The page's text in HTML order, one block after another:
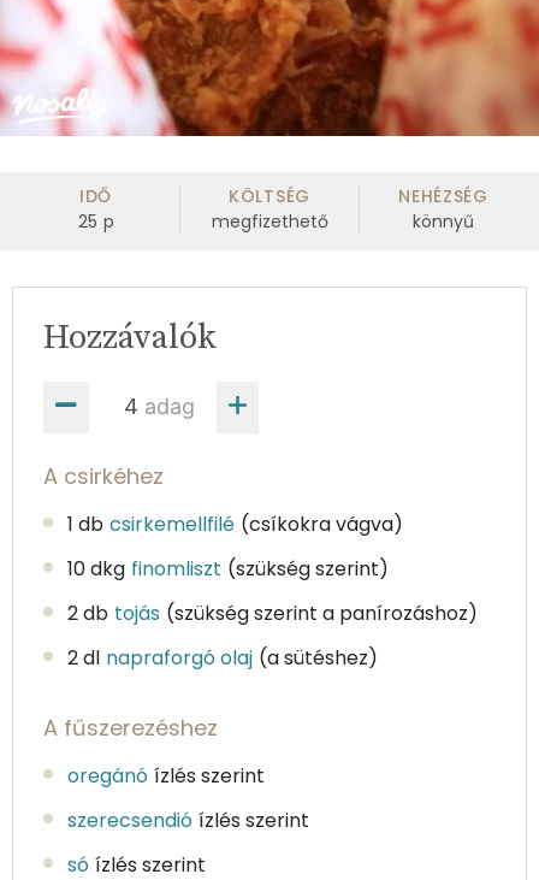
IDŐ
25 p
KÖLTSÉG
megfizethető
NEHÉZSÉG
könnyű
adag
Hozzávalók
A csirkéhez
1 db csirkemellfilé (csíkokra vágva)
10 dkg finomliszt (szükség szerint)
2 db tojás (szükség szerint a panírozáshoz)
2 dl napraforgó olaj (a sütéshez)
A fűszerezéshez
oregánó ízlés szerint
szerecsendió ízlés szerint
só ízlés szerint